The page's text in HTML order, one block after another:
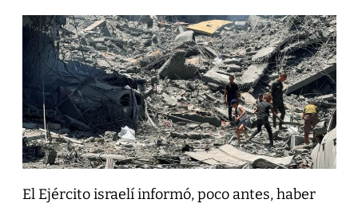
El Ejército israelí informó, poco antes, haber